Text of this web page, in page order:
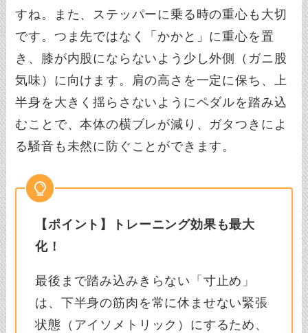
すね。また、ステッパーに乗る時の重心も大切
です。つま先ではなく「かかと」に重心を置
き、膝が内股にならないよう少し外側（ガニ股
気味）に向けます。肩の高さを一定に保ち、上
半身を大きく揺らさないようにペダルを踏み込
むことで、本体の横ブレが減り、ガタつきによ
る騒音も未然に防ぐことができます。
【ポイント】トレーニング効果も最大
化！
最後まで踏み込みきらない「寸止め」
は、下半身の筋肉を常に休ませない緊張
状態（アイソメトリック）にするため、